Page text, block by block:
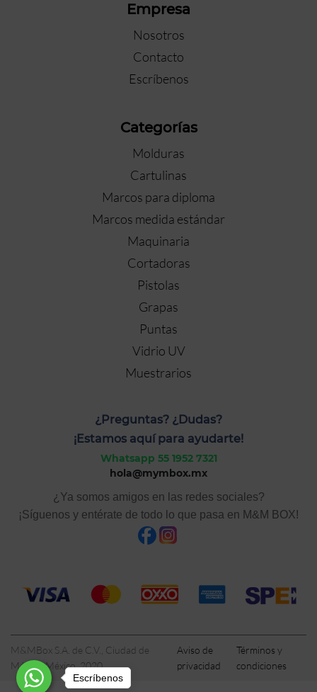
Empresa
Nosotros
Contacto
Escríbenos
Categorías
Molduras
Cartulinas
Marcos para diploma
Marcos medida estándar
Maquinaria
Cortadoras
Pistolas
Grapas
Puntas
Vidrio UV
Muestrarios
¿Preguntas? ¿Dudas?
¡Estamos aquí para ayudarte!
Whatsapp 55 1952 7321
hola@mymbox.mx
¿Ya somos amigos en las redes sociales?
¡Síguenos y entérate de todo lo que pasa en M&M BOX!
M&MBox S.A. de C.V., Ciudad de
México, México, 2020
Aviso de
privacidad
Términos y
condiciones
Escríbenos